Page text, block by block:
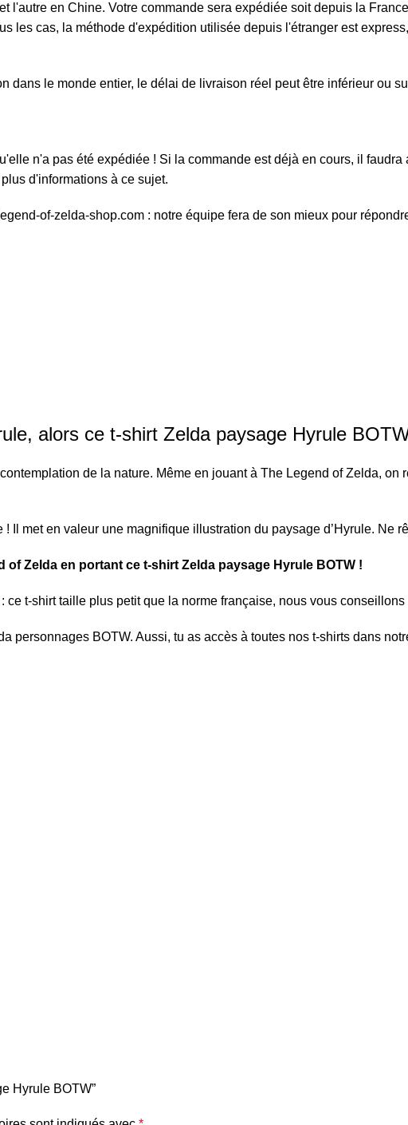
l'autre en Chine. Votre commande sera expédiée soit depuis la
les cas, la méthode d'expédition utilisée depuis l'étranger est
dans le monde entier, le délai de livraison réel peut être inférieur ou
n'a pas été expédiée ! Si la commande est déjà en cours, il
d'informations à ce sujet.
of-zelda-shop.com : notre équipe fera de son mieux pour
alors ce t-shirt Zelda paysage Hyrule
de la nature. Même en jouant à The Legend of Zelda,
met en valeur une magnifique illustration du paysage d’Hyrule. Ne
Zelda en portant ce t-shirt Zelda paysage Hyrule BOTW !
t-shirt taille plus petit que la norme française, nous vous
personnages BOTW. Aussi, tu as accès à toutes nos t-shirts dans
Hyrule BOTW”